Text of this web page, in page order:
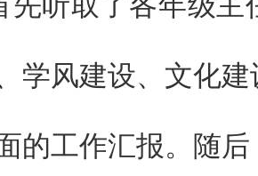
学风建设、文化
的工作汇报。随